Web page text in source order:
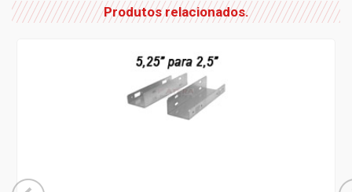
Produtos relacionados.